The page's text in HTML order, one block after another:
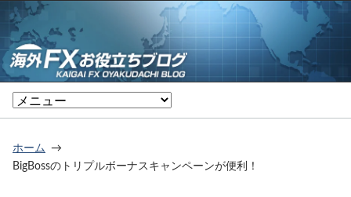
ホーム
BigBossのトリプルボーナスキャンペーンが便利！